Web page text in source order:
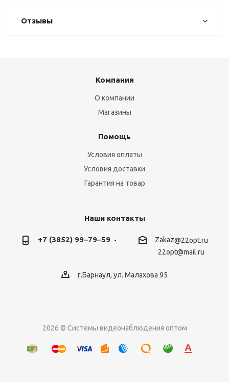
Отзывы
Компания
О компании
Магазины
Помощь
Условия оплаты
Условия доставки
Гарантия на товар
Наши контакты
+7 (3852) 99‒79‒59 Zakaz@22opt.ru
22opt@mail.ru
г.Барнаул, ул. Малахова 95
2026 © Системы видеонаблюдения оптом